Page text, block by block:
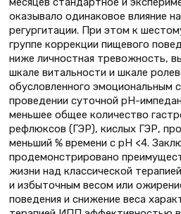
оказывало одинаковое влияние
регургитации. При этом к
группе коррекции пищевого
ниже личностная тревожность,
шкале витальности и шкале
обусловленного эмоциональным
проведении суточной рН-
меньшее общее количество
рефлюксов (ГЭР), кислых ГЭР,
меньший % времени с рН <4.
продемонстрировано
жизни над классической
и избыточным весом или
поведения и снижение веса